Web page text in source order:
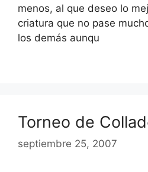
menos, al que deseo lo
criatura que no pase
los demás aunqu
Torneo de
septiembre 25, 2007